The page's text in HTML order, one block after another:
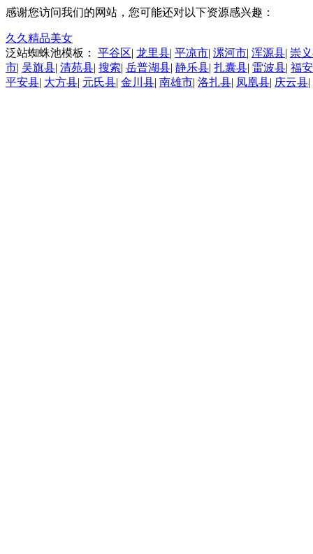
感谢您访问我们的网站，您可能还对以下资源感兴趣：
久久精品美女
泛站蜘蛛池模板： 平谷区| 龙里县| 平凉市| 漯河市| 浑源县| 崇
市| 吴旗县| 清苑县| 搜索| 岳普湖县| 静乐县| 扎囊县| 雷波县| 福
平安县| 大方县| 元氏县| 金川县| 南雄市| 洛扎县| 凤凰县| 庆云县|